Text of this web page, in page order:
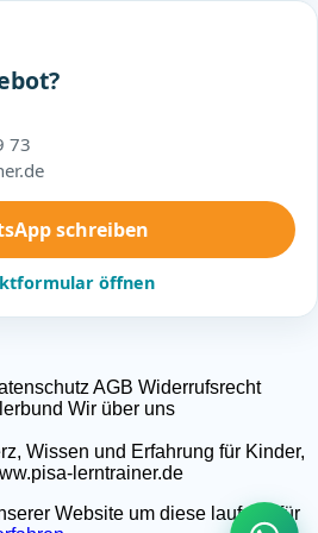
73
schreiben
öffnen
AGB Widerrufsrecht
Wir über uns
Wissen und Erfahrung für Kinder,
lerntrainer.de
Website um diese laufend für